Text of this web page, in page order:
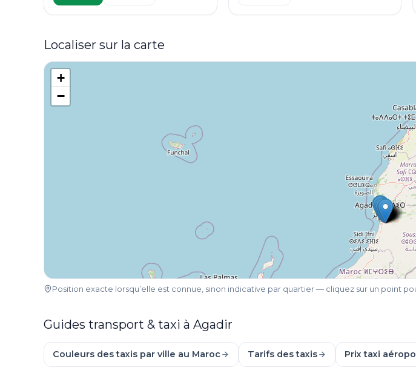
Localiser sur la carte
+
−
Position exacte lorsqu’elle est connue, sinon indicative par quartier — cliquez sur un point
Guides transport & taxi à Agadir
Couleurs des taxis par ville au Maroc Tarifs des taxis Prix taxi